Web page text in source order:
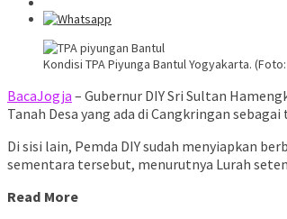
Kondisi TPA Piyunga Bantul Yogyakarta.
BacaJogja – Gubernur DIY Sri Sultan
Tanah Desa yang ada di Cangkringan
Di sisi lain, Pemda DIY sudah menyiapkan
sementara tersebut, menurutnya Lurah
Read More